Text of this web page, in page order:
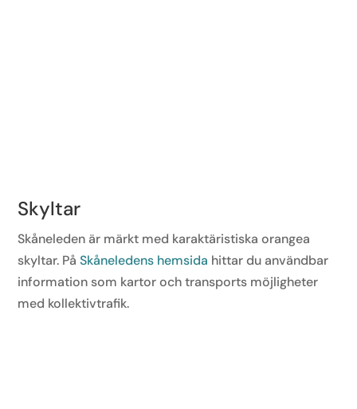
Skyltar
Skåneleden är märkt med karaktäristiska orangea
skyltar. På Skåneledens hemsida hittar du användbar
information som kartor och transports möjligheter
med kollektivtrafik.